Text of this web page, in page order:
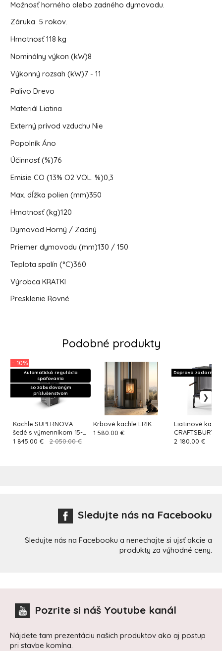
Možnosť horného alebo zadného dymovodu.
Záruka 5 rokov.
Hmotnosť118 kg
Nominálny výkon (kW)8
Výkonný rozsah (kW)7 - 11
Palivo Drevo
Materiál Liatina
Externý prívod vzduchu Nie
Popolník Áno
Účinnosť (%)76
Emisie CO (13% O2 VOL. %)0,3
Max. dĺžka polien (mm)350
Hmotnosť (kg)120
Dymovod Horný / Zadný
Priemer dymovodu (mm)130 / 150
Teplota spalín (°C)360
Výrobca KRATKI
Presklenie Rovné
Podobné produkty
Kachle SUPERNOVA
šedé s výmenníkom 15-
34KW+príslušenstvo
Automatická regulácia
spaľovania
so zabudovaným
príslušenstvom
- 10%
1 845.00 € 2 050.00 €
Krbové kachle ERIK
1 580.00 €
Liatinové
CRAFTSBURY
farba
Doprava zadarmo
2 180.00 €
Sledujte nás na Facebooku
Sledujte nás na Facebooku a nenechajte si ujsť akcie a
produkty za výhodné ceny.
Pozrite si náš Youtube kanál
Nájdete tam prezentáciu našich produktov ako aj postup
pri stavbe komína.